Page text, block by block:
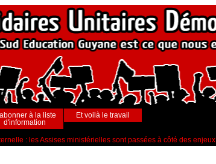
à la liste
d'information
Et voilà le travail
: les Assises ministérielles sont passées à côté des enjeux